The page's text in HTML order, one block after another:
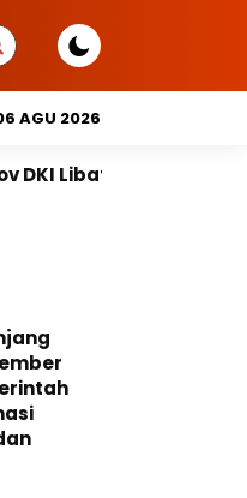
AGU 2026
Susun Indeks